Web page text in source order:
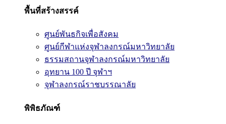
พื้นที่สร้างสรรค์
ศูนย์พันธกิจเพื่อสังคม
ศูนย์กีฬาแห่งจุฬาลงกรณ์มหาวิทยาลัย
ธรรมสถานจุฬาลงกรณ์มหาวิทยาลัย
อุทยาน 100 ปี จุฬาฯ
จุฬาลงกรณ์ราชบรรณาลัย
พิพิธภัณฑ์